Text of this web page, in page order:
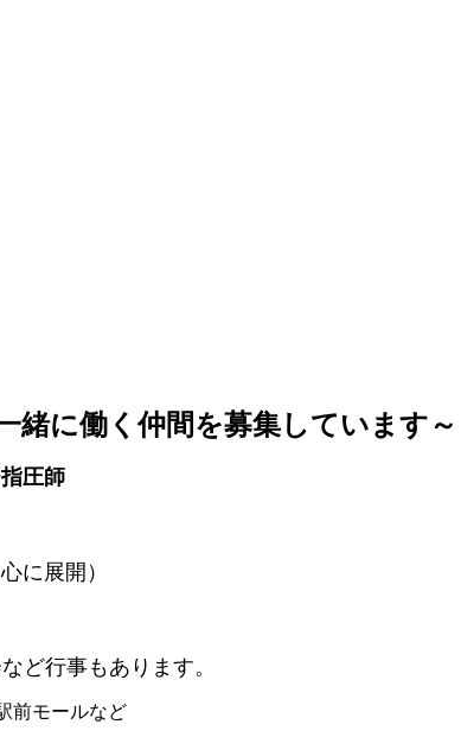
緒に働く仲間を募集しています～
圧師
に展開）
ど行事もあります。
前モールなど